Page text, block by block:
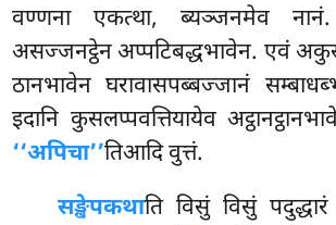
वण्णना एकत्था, ब्यञ्जनमेव
असज्जनट्ठेन अप्पटिबद्धभावेन. एवं
ठानभावेन घरावासपब्बज्जानं
इदानि कुसलप्पवत्तियायेव
‘‘अपिचा’’तिआदि वुत्तं.
सङ्खेपकथाति विसुं विसुं